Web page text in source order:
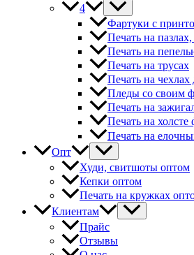
4
Фартуки с
Печать на
Печать на
Печать на трусах
Печать на чехлах
Пледы со своим
Печать на
Печать на холсте
Печать на
Опт
Худи, свитшоты оптом
Кепки оптом
Печать на кружках
Клиентам
Прайс
Отзывы